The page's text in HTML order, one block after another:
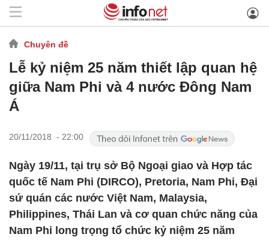
Chuyên đề
Lễ kỷ niệm 25 năm thiết lập quan hệ
giữa Nam Phi và 4 nước Đông Nam
Á
20/11/2018 - 22:00
Ngày 19/11, tại trụ sở Bộ Ngoại giao và Hợp tác
quốc tế Nam Phi (DIRCO), Pretoria, Nam Phi, Đại
sứ quán các nước Việt Nam, Malaysia,
Philippines, Thái Lan và cơ quan chức năng của
Nam Phi long trọng tổ chức kỷ niệm 25 năm